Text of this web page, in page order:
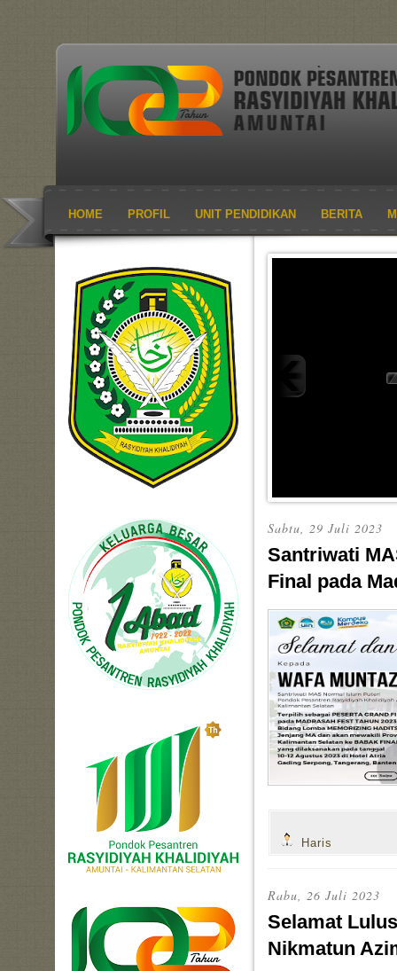
HOME PROFIL UNIT PENDIDIKAN BERITA
Sabtu, 29 Juli 2023
Santriwati
Final pada
Haris
Rabu, 26 Juli 2023
Selamat
Nikmatun